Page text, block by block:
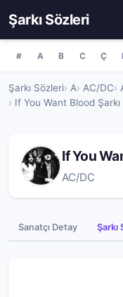
Şarkı Sözleri
# A B C Ç
Şarkı Sözleri A AC/DC
If You Want Blood Şarkı
If You
AC/DC
Sanatçı Detay Şarkı